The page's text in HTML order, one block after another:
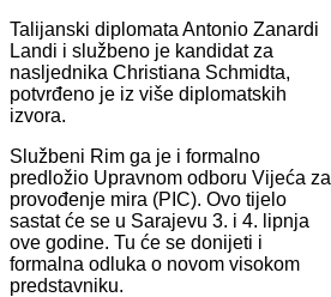
Talijanski diplomata Antonio Zanardi
Landi i službeno je kandidat za
nasljednika Christiana Schmidta,
potvrđeno je iz više diplomatskih
izvora.
Službeni Rim ga je i formalno
predložio Upravnom odboru Vijeća za
provođenje mira (PIC). Ovo tijelo
sastat će se u Sarajevu 3. i 4. lipnja
ove godine. Tu će se donijeti i
formalna odluka o novom visokom
predstavniku.